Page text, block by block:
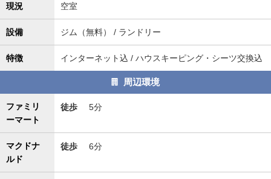
現況 空室
設備 ジム（無料） / ランドリー
特徴 インターネット込 / ハウスキーピング・シーツ交換込
周辺環境
ファミリ
ーマート
徒歩 5分
マクドナ
ルド
徒歩 6分